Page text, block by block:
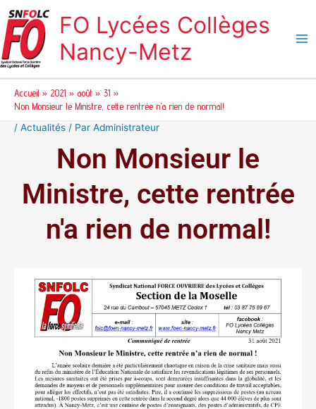
au
contenu
FO Lycées Collèges
Nancy-Metz
Accueil 2021 août
31
Non Monsieur le Ministre, cette rentrée n’a rien de normal!
/ Actualités / Par Administrateur
Non Monsieur le
Ministre, cette rentrée
n'a rien de normal!